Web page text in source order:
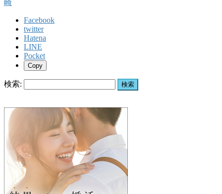
Facebook
twitter
Hatena
LINE
Pocket
Copy
検索: